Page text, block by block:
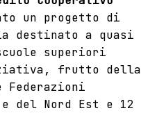
un progetto di
destinato a quasi
superiori
frutto della
del Nord Est e 12